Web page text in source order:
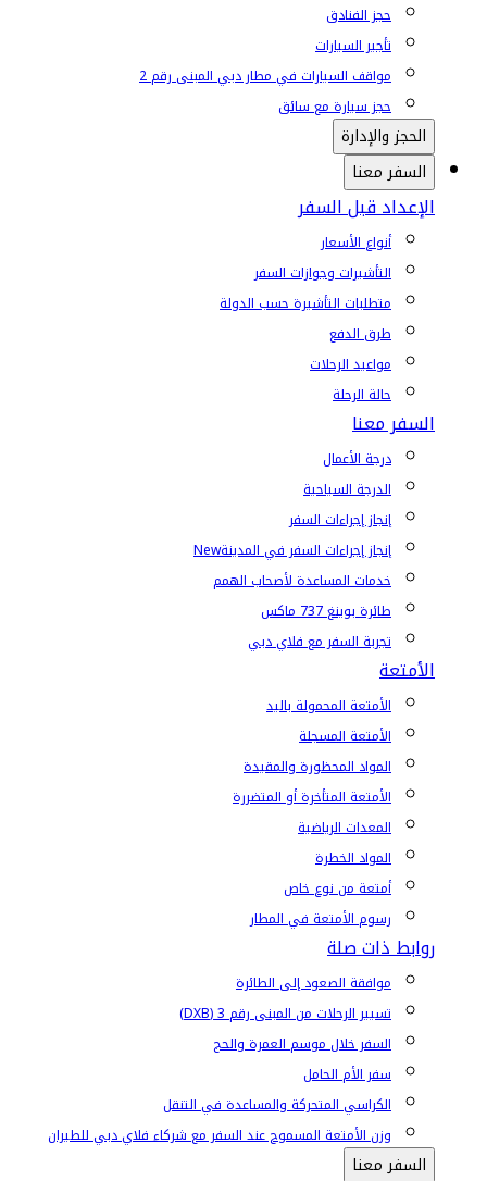
حجز الفنادق
تأجير السيارات
مواقف السيارات في مطار دبي المبنى رقم 2
حجز سيارة مع سائق
الحجز والإدارة
السفر معنا
الإعداد قبل السفر
أنواع الأسعار
التأشيرات وجوازات السفر
متطلبات التأشيرة حسب الدولة
طرق الدفع
مواعيد الرحلات
حالة الرحلة
السفر معنا
درجة الأعمال
الدرجة السياحية
إنجاز إجراءات السفر
إنجاز إجراءات السفر في المدينةNew
خدمات المساعدة لأصحاب الهمم
طائرة بوينغ 737 ماكس
تجربة السفر مع فلاي دبي
الأمتعة
الأمتعة المحمولة باليد
الأمتعة المسجلة
المواد المحظورة والمقيدة
الأمتعة المتأخرة أو المتضررة
المعدات الرياضية
المواد الخطرة
أمتعة من نوع خاص
رسوم الأمتعة في المطار
روابط ذات صلة
موافقة الصعود إلى الطائرة
تسيير الرحلات من المبنى رقم 3 (DXB)
السفر خلال موسم العمرة والحج
سفر الأم الحامل
الكراسي المتحركة والمساعدة في التنقل
وزن الأمتعة المسموح عند السفر مع شركاء فلاي دبي للطيران
السفر معنا